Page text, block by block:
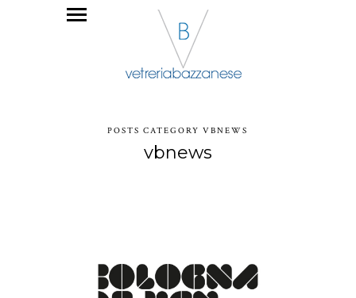
POSTS CATEGORY VBNEWS
vbnews